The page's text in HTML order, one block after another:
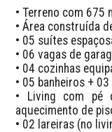
• Terreno com 675
• Área construída
• 05 suítes
• 06 vagas de
• 04 cozinhas
• 05 banheiros +
• Living com pé
aquecimento de
• 02 lareiras (no